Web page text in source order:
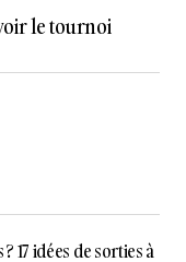
le tournoi
17 idées de sorties à